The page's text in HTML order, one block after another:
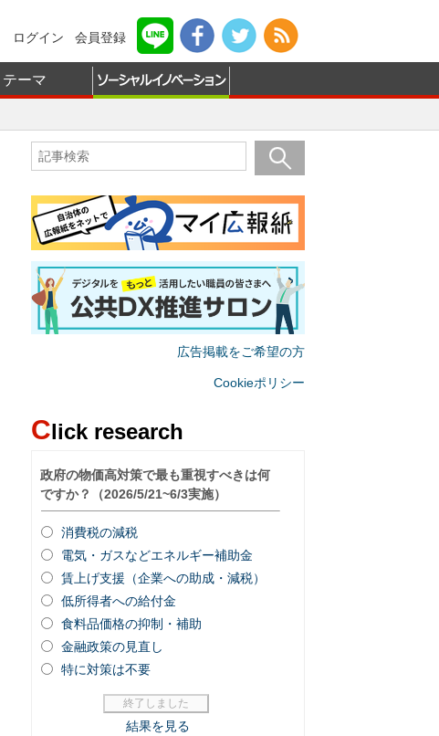
ログイン 会員登録
テーマ
広告掲載をご希望の方
Cookieポリシー
Click research